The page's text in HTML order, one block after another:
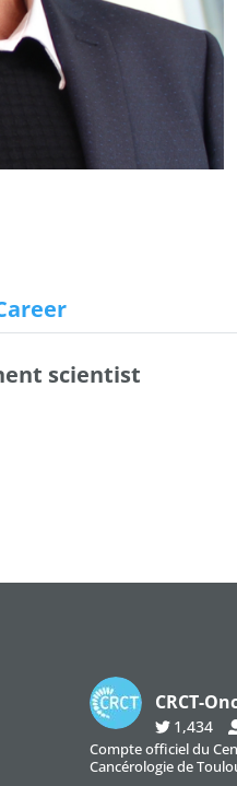
scientist
CRCT-
1,434
Compte officiel du
Cancérologie de